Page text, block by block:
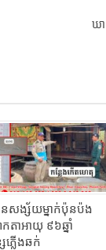
ឃា
សង្ស័យម្នាក់ប៉ុនប៉ង
តាអាយុ ៩៦ឆ្នាំ
ភ្លើងឆក់